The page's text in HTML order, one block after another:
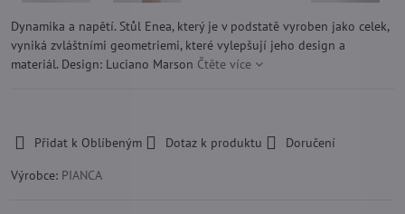
Dynamika a napětí. Stůl Enea, který je v podstatě vyroben jako celek,
vyniká zvláštními geometriemi, které vylepšují jeho design a
materiál. Design: Luciano Marson Čtěte více
Přidat k Oblíbeným
Dotaz k produktu
Doručení
Výrobce: PIANCA